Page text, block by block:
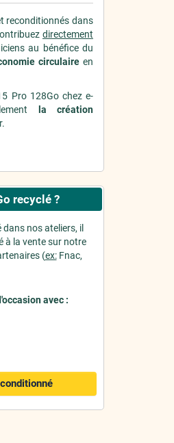
reconditionnés dans
directement
au bénéfice du
circulaire en
Pro 128Go chez e-
la création
recyclé ?
nos ateliers, il
à la vente sur notre
(ex:Fnac,
avec :